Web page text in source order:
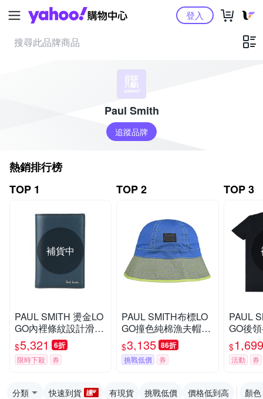
Yahoo購物中心登入
Paul Smith
追蹤品牌
熱銷排行榜
TOP 1
補貨中
PAUL SMITH 燙金LO
GO內裡條紋設計滑面
牛皮直立式6卡對折短
夾(藍x內裡多色)
$5,321 6折
限時下殺 券
TOP 2
PAUL SMITH布標LO
GO撞色純棉漁夫帽
(男款/藍x卡其綠)
$3,135 86折
挑戰低價 券
TOP 3
PAUL
GO後
設計
款/黑)
$1,699
活動 券
分類 快速到貨 有現貨 挑戰低價 價格低到高 顏色